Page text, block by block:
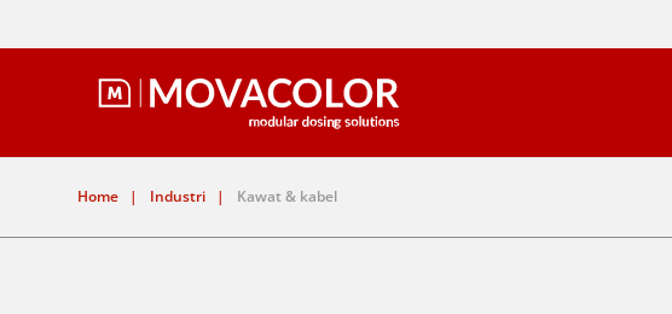
Home | Industri | Kawat & kabel